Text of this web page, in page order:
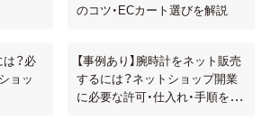
のコツ・ECカート選びを解説
？必
ョッ
【事例あり】腕時計をネット販売
するには？ネットショップ開業
に必要な許可・仕入れ・手順を解